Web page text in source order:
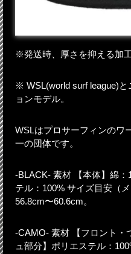
※発送時、厚さを抑える加
※ WSL(world surf league)
ョンモデル。
WSLはプロサーフィンのワ
一の団体です。
-BLACK- 素材 【本体】綿
テル：100% サイズ目安（
56.8cm〜60.6cm。
-CAMO- 素材 【フロント・
ュ部分】ポリエステル：